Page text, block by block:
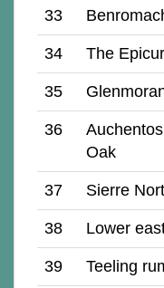
33
34 The
35
36
Oak
37 Sierre
38 Lower
39 Teeling